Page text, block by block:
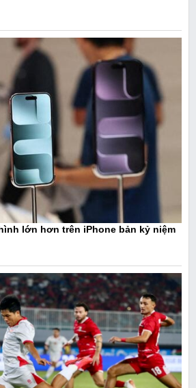
lớn hơn trên iPhone bản kỷ niệm